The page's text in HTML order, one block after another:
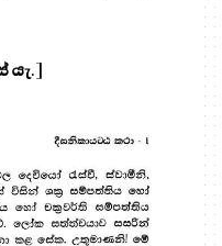
යැ.]